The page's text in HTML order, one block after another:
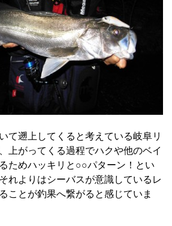
て遡上してくると考えている岐阜リ
上がってくる過程でハクや他のベイ
ためハッキリと○○パターン！とい
れよりはシーバスが意識しているレ
ことが釣果へ繋がると感じていま